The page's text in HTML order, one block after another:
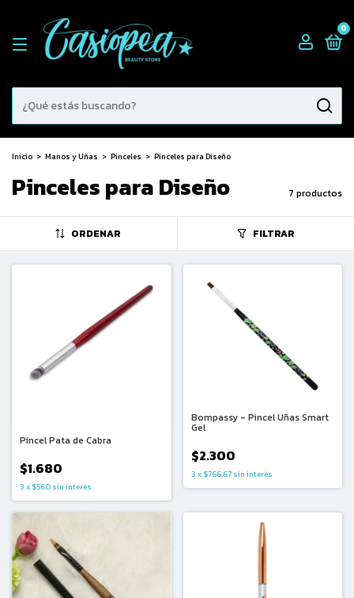
0
Inicio > Manos y Uñas > Pinceles > Pinceles para Diseño
Pinceles para Diseño 7 productos
ORDENAR FILTRAR
Pincel Pata de Cabra
$1.680
3 x $560 sin interés
Bompassy - Pincel Uñas Smart
Gel
$2.300
3 x $766,67 sin interés